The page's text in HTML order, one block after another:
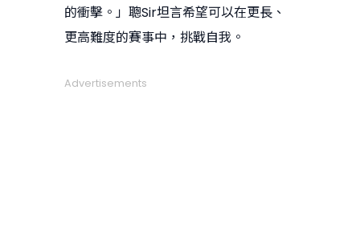
的衝擊。」聰Sir坦言希望可以在更長、
更高難度的賽事中，挑戰自我。
Advertisements